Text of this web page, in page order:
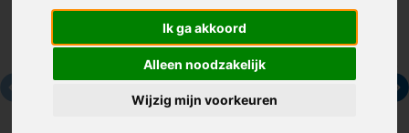
Ik ga akkoord
Alleen noodzakelijk
Wijzig mijn voorkeuren